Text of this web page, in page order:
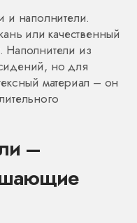
и наполнители.
или качественный
из
но для
материал – он
–